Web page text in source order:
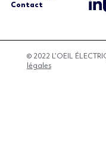
Contact
© 2022 L’OEIL
légales